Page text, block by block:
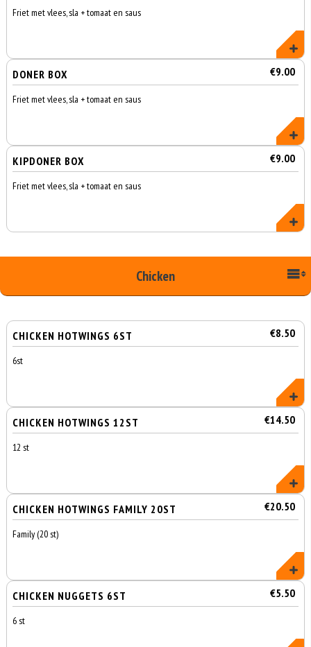
Friet met vlees, sla + tomaat en saus
DONER BOX €9.00
Friet met vlees, sla + tomaat en saus
KIPDONER BOX €9.00
Friet met vlees, sla + tomaat en saus
Chicken
CHICKEN HOTWINGS 6ST €8.50
6st
CHICKEN HOTWINGS 12ST €14.50
12 st
CHICKEN HOTWINGS FAMILY 20ST €20.50
Family (20 st)
CHICKEN NUGGETS 6ST €5.50
6 st